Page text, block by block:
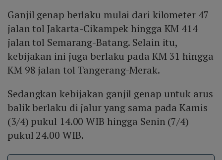
Ganjil genap berlaku mulai dari kilometer 47
jalan tol Jakarta-Cikampek hingga KM 414
jalan tol Semarang-Batang. Selain itu,
kebijakan ini juga berlaku pada KM 31 hingga
KM 98 jalan tol Tangerang-Merak.
Sedangkan kebijakan ganjil genap untuk arus
balik berlaku di jalur yang sama pada Kamis
(3/4) pukul 14.00 WIB hingga Senin (7/4)
pukul 24.00 WIB.